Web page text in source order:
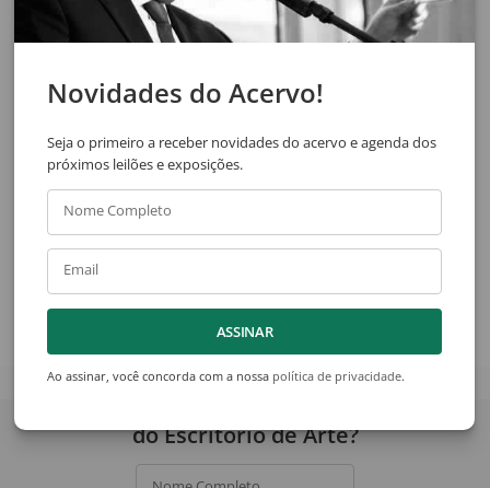
Veja também
Alex Cerveny
Antroporama (Díptico)
Antonio Gomide
Novidades do Acervo!
Seja o primeiro a receber novidades do acervo e agenda dos
próximos leilões e exposições.
Nome Completo
Email
ASSINAR
Ao assinar, você concorda com a nossa política de privacidade.
do Escritório de Arte?